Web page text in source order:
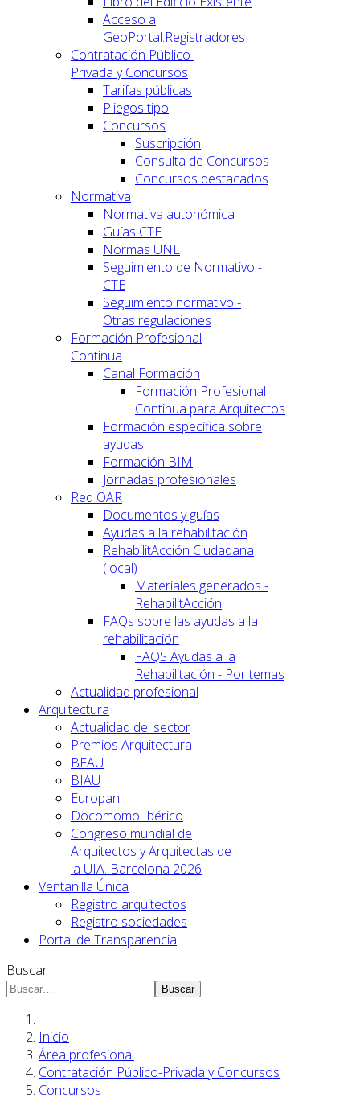
Acceso a
GeoPortal.Registradores
Contratación Público-
Privada y Concursos
Tarifas públicas
Pliegos tipo
Concursos
Suscripción
Consulta de Concursos
Concursos destacados
Normativa
Normativa autonómica
Guías CTE
Normas UNE
Seguimiento de Normativo -
CTE
Seguimiento normativo -
Otras regulaciones
Formación Profesional
Continua
Canal Formación
Formación Profesional
Continua para Arquitectos
Formación específica sobre
ayudas
Formación BIM
Jornadas profesionales
Red OAR
Documentos y guías
Ayudas a la rehabilitación
RehabilitAcción Ciudadana
(local)
Materiales generados -
RehabilitAcción
FAQs sobre las ayudas a la
rehabilitación
FAQS Ayudas a la
Rehabilitación - Por temas
Actualidad profesional
Arquitectura
Actualidad del sector
Premios Arquitectura
BEAU
BIAU
Europan
Docomomo Ibérico
Congreso mundial de
Arquitectos y Arquitectas de
la UIA. Barcelona 2026
Ventanilla Única
Registro arquitectos
Registro sociedades
Portal de Transparencia
Buscar
Buscar
Inicio
Área profesional
Contratación Público-Privada y Concursos
Concursos